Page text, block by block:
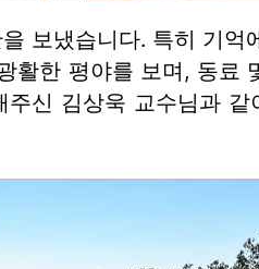
보냈습니다. 특히 기
활한 평야를 보며, 동료
신 김상욱 교수님과 같